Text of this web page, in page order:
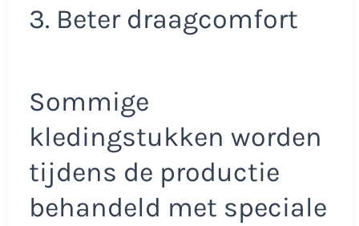
3. Beter draagcomfort
Sommige
kledingstukken worden
tijdens de productie
behandeld met speciale